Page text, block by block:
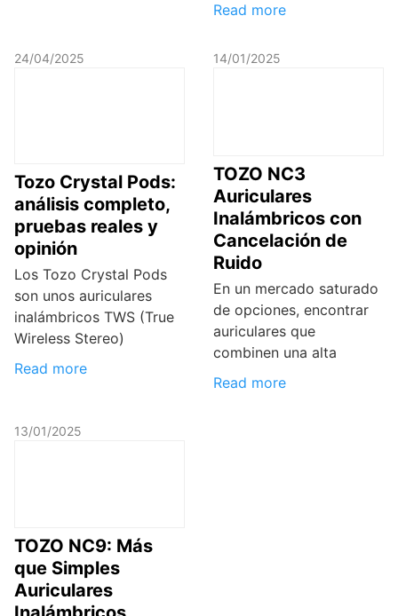
Read more
24/04/2025
Tozo Crystal Pods:
análisis completo,
pruebas reales y
opinión
Los Tozo Crystal Pods
son unos auriculares
inalámbricos TWS (True
Wireless Stereo)
Read more
14/01/2025
TOZO NC3
Auriculares
Inalámbricos con
Cancelación de
Ruido
En un mercado saturado
de opciones, encontrar
auriculares que
combinen una alta
Read more
13/01/2025
TOZO NC9: Más
que Simples
Auriculares